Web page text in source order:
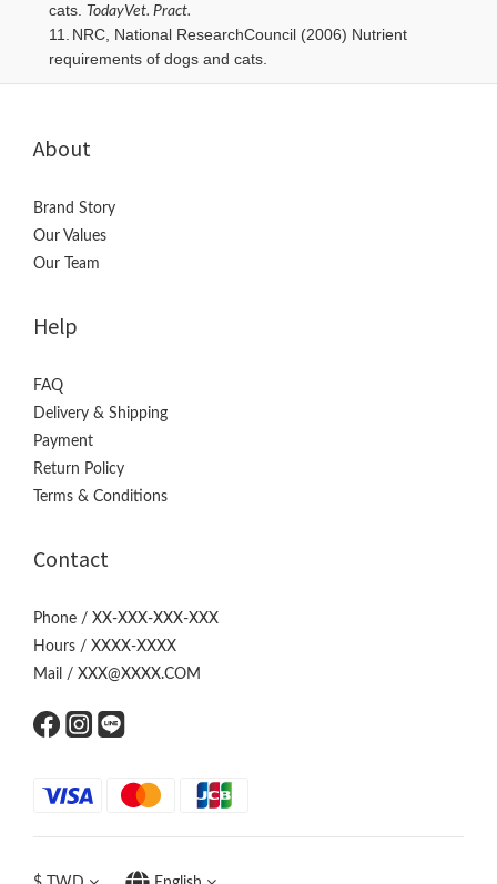
cats.
TodayVet. Pract.
11.
NRC, National ResearchCouncil (2006) Nutrient
requirements of dogs and cats.
About
Brand Story
Our Values
Our Team
Help
FAQ
Delivery & Shipping
Payment
Return Policy
Terms & Conditions
Contact
Phone / XX-XXX-XXX-XXX
Hours / XXXX-XXXX
Mail / XXX@XXXX.COM